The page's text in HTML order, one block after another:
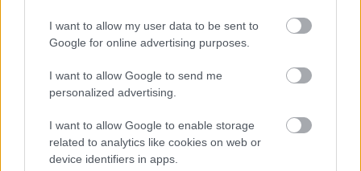
I want to allow my user data to be sent to
Google for online advertising purposes.
I want to allow Google to send me
personalized advertising.
I want to allow Google to enable storage
related to analytics like cookies on web or
device identifiers in apps.
Cáceres – Alderete – Gustavo Gómez – Alonso
Sosa – Enciso – Almirón
Sanabria
Gustavo Alfaro apostó en la fase de clasificación por los
sistemas 4-4-2 o 4-3-3 o 4-2-3-1. Puede modificar durante
los partidos el esquema táctico dada la polivalencia de